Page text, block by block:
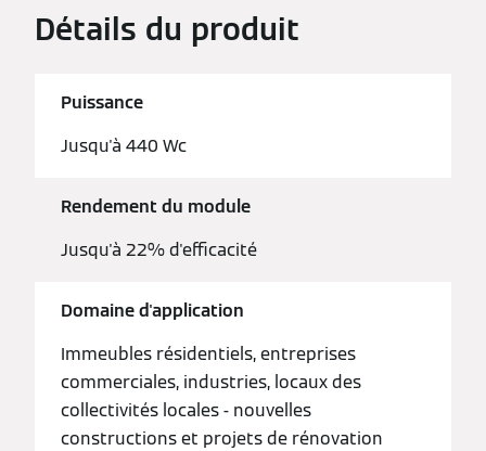
Détails du produit
Puissance
Jusqu'à 440 Wc
Rendement du module
Jusqu'à 22% d'efficacité
Domaine d'application
Immeubles résidentiels, entreprises
commerciales, industries, locaux des
collectivités locales - nouvelles
constructions et projets de rénovation